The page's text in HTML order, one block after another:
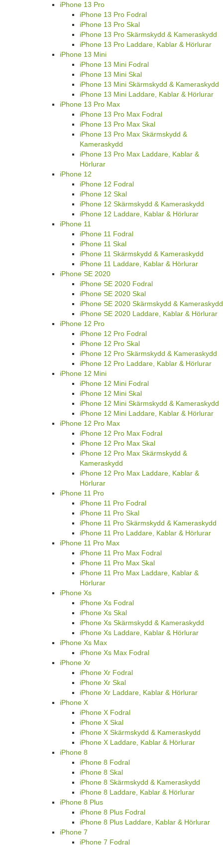
iPhone 13 Pro
iPhone 13 Pro Fodral
iPhone 13 Pro Skal
iPhone 13 Pro Skärmskydd & Kameraskydd
iPhone 13 Pro Laddare, Kablar & Hörlurar
iPhone 13 Mini
iPhone 13 Mini Fodral
iPhone 13 Mini Skal
iPhone 13 Mini Skärmskydd & Kameraskydd
iPhone 13 Mini Laddare, Kablar & Hörlurar
iPhone 13 Pro Max
iPhone 13 Pro Max Fodral
iPhone 13 Pro Max Skal
iPhone 13 Pro Max Skärmskydd &
Kameraskydd
iPhone 13 Pro Max Laddare, Kablar &
Hörlurar
iPhone 12
iPhone 12 Fodral
iPhone 12 Skal
iPhone 12 Skärmskydd & Kameraskydd
iPhone 12 Laddare, Kablar & Hörlurar
iPhone 11
iPhone 11 Fodral
iPhone 11 Skal
iPhone 11 Skärmskydd & Kameraskydd
iPhone 11 Laddare, Kablar & Hörlurar
iPhone SE 2020
iPhone SE 2020 Fodral
iPhone SE 2020 Skal
iPhone SE 2020 Skärmskydd & Kameraskydd
iPhone SE 2020 Laddare, Kablar & Hörlurar
iPhone 12 Pro
iPhone 12 Pro Fodral
iPhone 12 Pro Skal
iPhone 12 Pro Skärmskydd & Kameraskydd
iPhone 12 Pro Laddare, Kablar & Hörlurar
iPhone 12 Mini
iPhone 12 Mini Fodral
iPhone 12 Mini Skal
iPhone 12 Mini Skärmskydd & Kameraskydd
iPhone 12 Mini Laddare, Kablar & Hörlurar
iPhone 12 Pro Max
iPhone 12 Pro Max Fodral
iPhone 12 Pro Max Skal
iPhone 12 Pro Max Skärmskydd &
Kameraskydd
iPhone 12 Pro Max Laddare, Kablar &
Hörlurar
iPhone 11 Pro
iPhone 11 Pro Fodral
iPhone 11 Pro Skal
iPhone 11 Pro Skärmskydd & Kameraskydd
iPhone 11 Pro Laddare, Kablar & Hörlurar
iPhone 11 Pro Max
iPhone 11 Pro Max Fodral
iPhone 11 Pro Max Skal
iPhone 11 Pro Max Laddare, Kablar &
Hörlurar
iPhone Xs
iPhone Xs Fodral
iPhone Xs Skal
iPhone Xs Skärmskydd & Kameraskydd
iPhone Xs Laddare, Kablar & Hörlurar
iPhone Xs Max
iPhone Xs Max Fodral
iPhone Xr
iPhone Xr Fodral
iPhone Xr Skal
iPhone Xr Laddare, Kablar & Hörlurar
iPhone X
iPhone X Fodral
iPhone X Skal
iPhone X Skärmskydd & Kameraskydd
iPhone X Laddare, Kablar & Hörlurar
iPhone 8
iPhone 8 Fodral
iPhone 8 Skal
iPhone 8 Skärmskydd & Kameraskydd
iPhone 8 Laddare, Kablar & Hörlurar
iPhone 8 Plus
iPhone 8 Plus Fodral
iPhone 8 Plus Laddare, Kablar & Hörlurar
iPhone 7
iPhone 7 Fodral